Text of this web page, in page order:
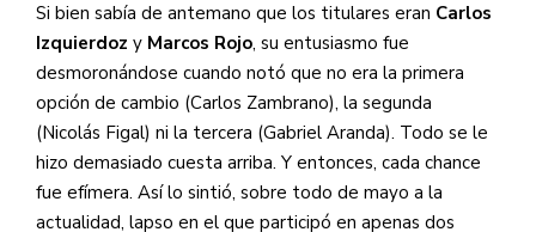
Si bien sabía de antemano que los titulares eran Carlos
Izquierdoz y Marcos Rojo, su entusiasmo fue
desmoronándose cuando notó que no era la primera
opción de cambio (Carlos Zambrano), la segunda
(Nicolás Figal) ni la tercera (Gabriel Aranda). Todo se le
hizo demasiado cuesta arriba. Y entonces, cada chance
fue efímera. Así lo sintió, sobre todo de mayo a la
actualidad, lapso en el que participó en apenas dos